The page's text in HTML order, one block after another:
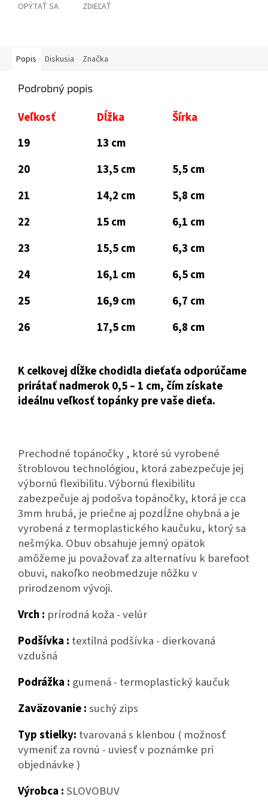
OPÝTAŤ SA ZDIEĽAŤ
Popis Diskusia Značka
Podrobný popis
Veľkosť Dĺžka
Šírka
19
13 cm
20
13,5 cm
5,5 cm
21
14,2 cm
5,8 cm
22
15 cm
6,1 cm
23
15,5 cm
6,3 cm
24
16,1 cm
6,5 cm
25
16,9 cm
6,7 cm
26
17,5 cm 6,8 cm
K celkovej dĺžke chodidla dieťaťa odporúčame
prirátať nadmerok 0,5 – 1 cm, čím získate
ideálnu veľkosť topánky pre vaše dieťa.
Prechodné topánočky , ktoré sú vyrobené
štroblovou technológiou, ktorá zabezpečuje jej
výbornú flexibilitu. Výbornú flexibilitu
zabezpečuje aj podošva topánočky, ktorá je cca
3mm hrubá, je priečne aj pozdĺžne ohybná a je
vyrobená z termoplastického kaučuku, ktorý sa
nešmýka. Obuv obsahuje jemný opätok
amôžeme ju považovať za alternatívu k barefoot
obuvi, nakoľko neobmedzuje nôžku v
prirodzenom vývoji.
Vrch : prírodná koža - velúr
Podšívka : textilná podšívka - dierkovaná
vzdušná
Podrážka : gumená - termoplastický kaučuk
Zaväzovanie :suchý zips
Typ stielky: tvarovaná s klenbou ( možnosť
vymeniť za rovnú - uviesť v poznámke pri
objednávke )
Výrobca :SLOVOBUV